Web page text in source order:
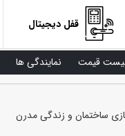
قفل دیجیتال
قیمت نمایندگی ها
ساختمان و زندگی مدرن